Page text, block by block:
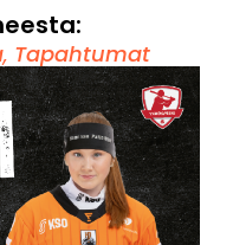
, Tapahtumat